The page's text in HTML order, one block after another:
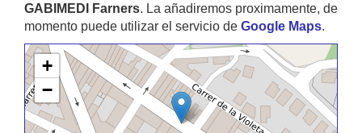
GABIMEDI Farners. La añadiremos proximamente, de
momento puede utilizar el servicio de Google Maps.
+
−